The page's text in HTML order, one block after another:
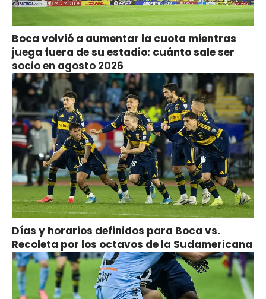
Boca volvió a aumentar la cuota mientras
juega fuera de su estadio: cuánto sale ser
socio en agosto 2026
Días y horarios definidos para Boca vs.
Recoleta por los octavos de la Sudamericana